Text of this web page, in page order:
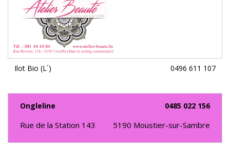
Ilot Bio (L´) 0496 611 107
Ongleline 0485 022 156
Rue de la Station 143 5190 Moustier-sur-Sambre